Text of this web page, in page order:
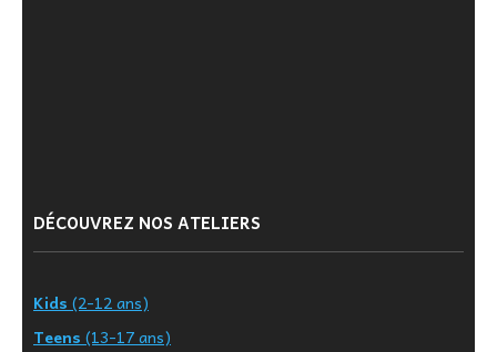
DÉCOUVREZ NOS ATELIERS
Kids (2-12 ans)
Teens (13-17 ans)